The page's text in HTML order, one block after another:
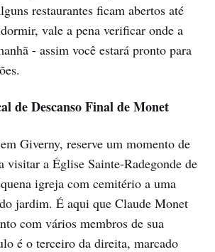
restaurantes ficam abertos até
vale a pena verificar onde a
- assim você estará pronto para
de Descanso Final de Monet
Giverny, reserve um momento de
visitar a Église Sainte-Radegonde de
igreja com cemitério a uma
jardim. É aqui que Claude Monet
com vários membros de sua
é o terceiro da direita, marcado